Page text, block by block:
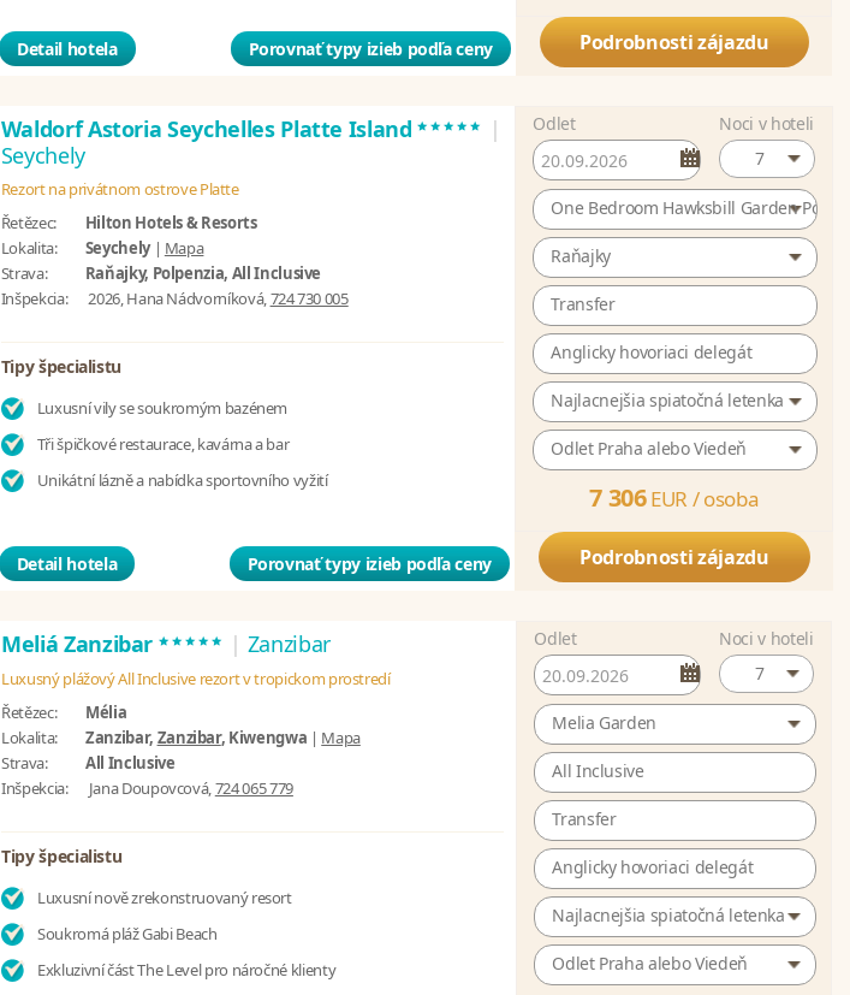
Detail hotela Porovnať typy izieb podľa ceny Podrobnosti zájazdu
Waldorf Astoria Seychelles Platte Island***** |
Seychely
Rezort na privátnom ostrove Platte
Řetězec:
Hilton Hotels & Resorts
Lokalita:
Seychely| Mapa
Strava:
Raňajky, Polpenzia, All Inclusive
Inšpekcia:
2026, Hana Nádvorníková,724 730 005
Tipy špecialistu
Luxusní vily se soukromým bazénem
Tři špičkové restaurace, kavárna a bar
Unikátní lázně a nabídka sportovního vyžití
Detail hotela Porovnať typy izieb podľa ceny
Odlet
Noci v hoteli
7
One Bedroom Hawksbill Garden Pool
Raňajky
Transfer
Anglicky hovoriaci delegát
Najlacnejšia spiatočná letenka
Odlet Praha alebo Viedeň
7 306EUR /osoba
Podrobnosti zájazdu
Meliá Zanzibar ***** | Zanzibar
Luxusný plážový All Inclusive rezort v tropickom prostredí
Řetězec:
Mélia
Lokalita:
Zanzibar, Zanzibar, Kiwengwa | Mapa
Strava:
All Inclusive
Inšpekcia:
Jana Doupovcová,724 065 779
Tipy špecialistu
Luxusní nově zrekonstruovaný resort
Soukromá pláž Gabi Beach
Exkluzivní část The Level pro náročné klienty
Odlet
Noci v hoteli
7
Melia Garden
All Inclusive
Transfer
Anglicky hovoriaci delegát
Najlacnejšia spiatočná letenka
Odlet Praha alebo Viedeň